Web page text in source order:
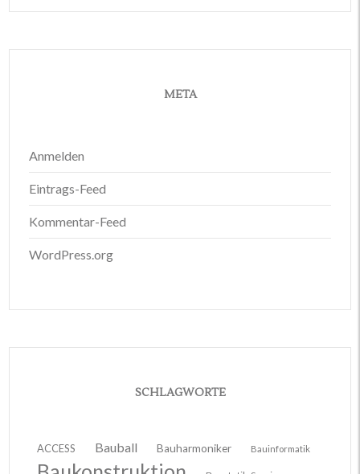
META
Anmelden
Eintrags-Feed
Kommentar-Feed
WordPress.org
SCHLAGWORTE
ACCESS Bauball Bauharmoniker Bauinformatik